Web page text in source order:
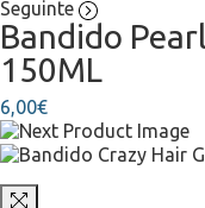
Seguinte
Bandido
150ML
6,00€